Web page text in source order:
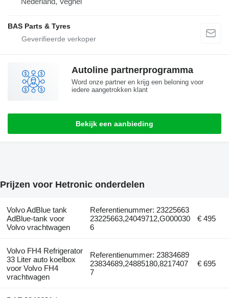
BAS Parts & Tyres
Autoline partnerprogramma
Word onze partner en krijg een beloning voor
iedere aangetrokken klant
Bekijk een aanbieding
Prijzen voor Hetronic onderdelen
Volvo AdBlue tank
AdBlue-tank voor
Volvo vrachtwagen
Referentienummer: 23225663
23225663,24049712,G000030
6
€ 495
Volvo FH4 Refrigerator
33 Liter auto koelbox
voor Volvo FH4
vrachtwagen
Referentienummer: 23834689
23834689,24885180,8217407
7
€ 695